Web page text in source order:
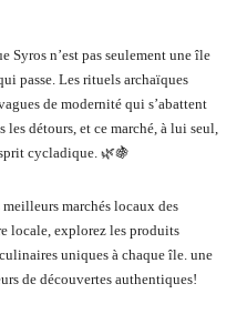
Syros n’est pas seulement une île
passe. Les rituels archaïques
de modernité qui s’abattent
les détours, et ce marché, à lui seul,
cycladique. 🌿🍇